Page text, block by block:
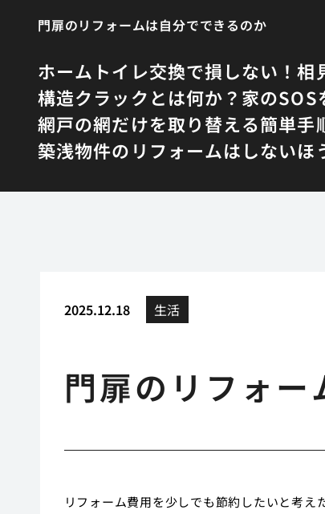
門扉のリフォームは自分でできるのか
ホーム トイレ交換で損しない！
構造クラックとは何か？家のSOS
網戸の網だけを取り替える簡単手
築浅物件のリフォームはしないほ
2025.12.18 生活
門扉のリフォ
リフォーム費用を少しでも節約したいと考え